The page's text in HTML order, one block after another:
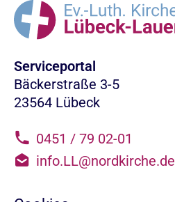
Serviceportal
Bäckerstraße 3-5
23564 Lübeck
0451 / 79 02-01
info.LL@nordkirche.de